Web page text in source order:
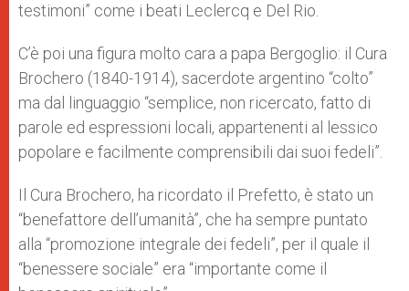
testimoni” come i beati Leclercq e Del Rio.
C’è poi una figura molto cara a papa Bergoglio: il Cura
Brochero (1840-1914), sacerdote argentino “colto”
ma dal linguaggio “semplice, non ricercato, fatto di
parole ed espressioni locali, appartenenti al lessico
popolare e facilmente comprensibili dai suoi fedeli”.
Il Cura Brochero, ha ricordato il Prefetto, è stato un
“benefattore dell’umanità”, che ha sempre puntato
alla “promozione integrale dei fedeli”, per il quale il
“benessere sociale” era “importante come il